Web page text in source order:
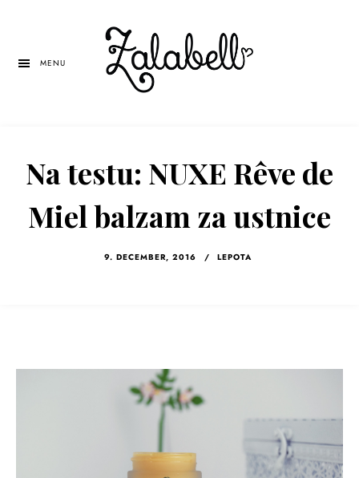
MENU
Na testu: NUXE Rêve de
Miel balzam za ustnice
9. DECEMBER, 2016 / LEPOTA